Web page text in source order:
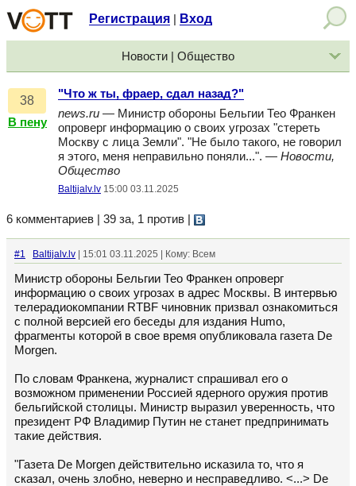
Регистрация Вход
Новости | Общество
38
В пену
"Что ж ты, фраер, сдал назад?"
news.ru — Министр обороны Бельгии Тео Франкен
опроверг информацию о своих угрозах "стереть
Москву с лица Земли". "Не было такого, не говорил
я этого, меня неправильно поняли...". — Новости,
Общество
Baltijalv.lv 15:00 03.11.2025
6 комментариев | 39 за, 1 против
#1 Baltijalv.lv | 15:01 03.11.2025 | Кому: Всем
Министр обороны Бельгии Тео Франкен опроверг
информацию о своих угрозах в адрес Москвы. В интервью
телерадиокомпании RTBF чиновник призвал ознакомиться
с полной версией его беседы для издания Humo,
фрагменты которой в свое время опубликовала газета De
Morgen.
По словам Франкена, журналист спрашивал его о
возможном применении Россией ядерного оружия против
бельгийской столицы. Министр выразил уверенность, что
президент РФ Владимир Путин не станет предпринимать
такие действия.
"Газета De Morgen действительно исказила то, что я
сказал, очень злобно, неверно и несправедливо. <...> De